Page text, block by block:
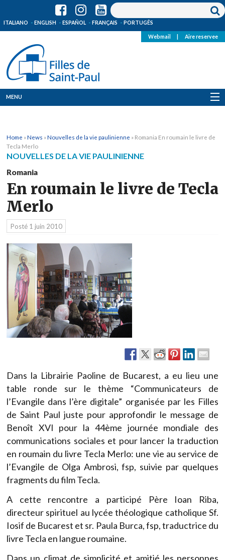
ITALIANO ENGLISH ESPAÑOL FRANÇAIS PORTUGÊS
Webmail Aire reservee
MENU
Où sommes-nous
Ressources
Media
Home »News »Nouvelles de la vie paulinienne » Romania En roumain le livre de
Tecla Merlo
NOUVELLES DE LA VIE PAULINIENNE
Romania
En roumain le livre de Tecla
Merlo
Posté 1 juin 2010
Dans la Librairie Paoline de Bucarest, a eu lieu une
table ronde sur le thème “Communicateurs de
l’Evangile dans l’ère digitale” organisée par les Filles
de Saint Paul juste pour approfondir le message de
Benoît XVI pour la 44ème journée mondiale des
communications sociales et pour lancer la traduction
en roumain du livre Tecla Merlo: une vie au service de
l’Evangile de Olga Ambrosi, fsp, suivie par quelques
fragments du film Tecla.
A cette rencontre a participé Père Ioan Riba,
directeur spirituel au lycée théologique catholique Sf.
Iosif de Bucarest et sr. Paula Burca, fsp, traductrice du
livre Tecla en langue roumaine.